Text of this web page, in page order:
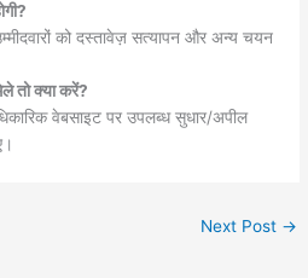
को दस्तावेज़ सत्यापन और अन्य चयन
तो क्या करें?
वेबसाइट पर उपलब्ध सुधार/अपील
Next Post →